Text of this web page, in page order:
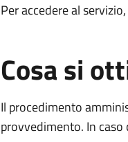
Per accedere al
Cosa si
Il procedimento
provvedimento. In caso